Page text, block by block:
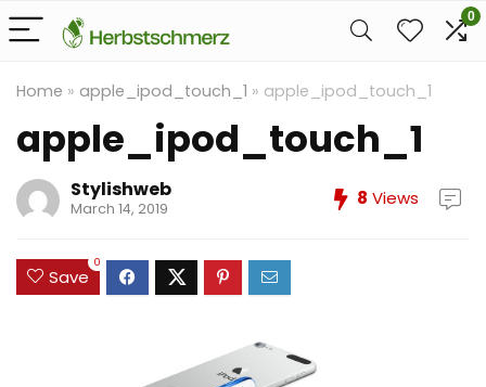
0
Home » apple_ipod_touch_1 » apple_ipod_touch_1
apple_ipod_touch_1
Stylishweb
March 14, 2019 8 Views
Save
0